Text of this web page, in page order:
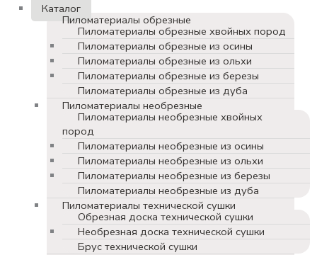
Каталог
Пиломатериалы обрезные
Пиломатериалы обрезные хвойных пород
Пиломатериалы обрезные из осины
Пиломатериалы обрезные из ольхи
Пиломатериалы обрезные из березы
Пиломатериалы обрезные из дуба
Пиломатериалы необрезные
Пиломатериалы необрезные хвойных
пород
Пиломатериалы необрезные из осины
Пиломатериалы необрезные из ольхи
Пиломатериалы необрезные из березы
Пиломатериалы необрезные из дуба
Пиломатериалы технической сушки
Обрезная доска технической сушки
Необрезная доска технической сушки
Брус технической сушки